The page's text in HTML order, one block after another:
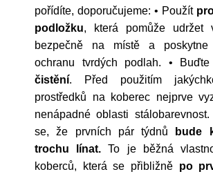
pořídíte, doporučujeme: • Použít
podložku, která pomůže udržet
bezpečně na místě a poskytne
ochranu tvrdých podlah. • Buďte
čistění. Před použitím
prostředků na koberec nejprve
nenápadné oblasti
se, že prvních pár týdnů
bude
trochu línat. To je běžná
koberců, která se přibližně po